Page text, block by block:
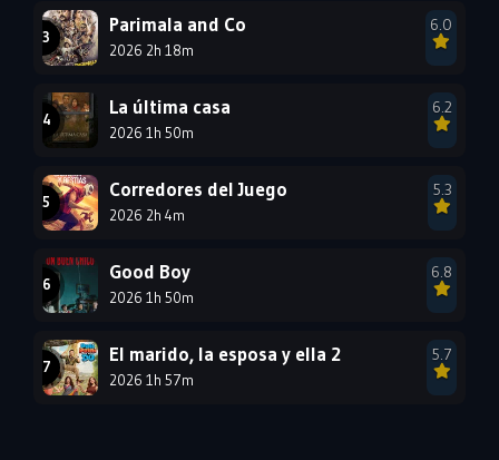
1984
1978
Parimala and Co
2026 2h 18m
6.0
La última casa
2026 1h 50m
6.2
Corredores del Juego
2026 2h 4m
5.3
Good Boy
2026 1h 50m
6.8
El marido, la esposa y ella 2
2026 1h 57m
5.7